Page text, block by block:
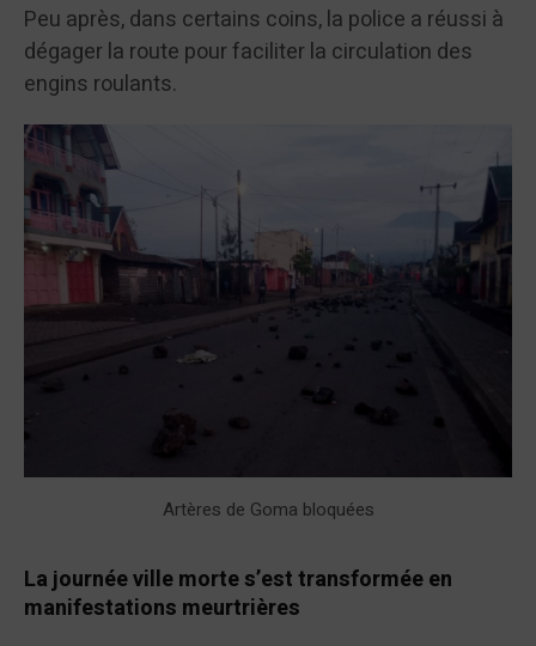
Peu après, dans certains coins, la police a réussi à
dégager la route pour faciliter la circulation des
engins roulants.
Artères de Goma bloquées
La journée ville morte s’est transformée en
manifestations meurtrières